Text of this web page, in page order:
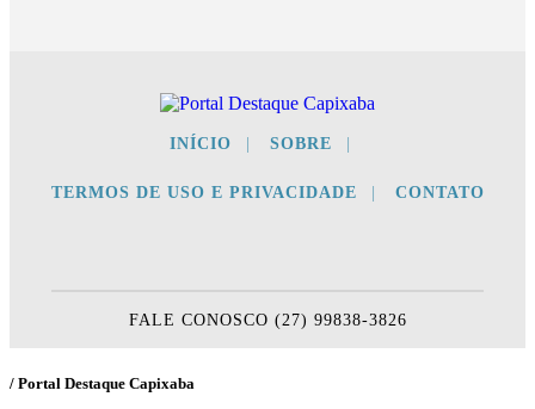
INÍCIO SOBRE
TERMOS DE USO E PRIVACIDADE CONTATO
FALE CONOSCO (27) 99838-3826
/ Portal Destaque Capixaba